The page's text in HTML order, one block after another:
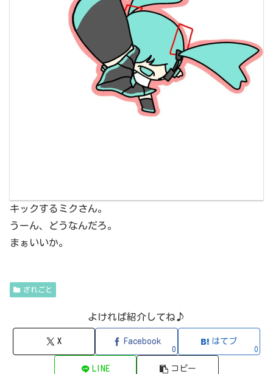
キックするミクさん。
うーん、どうなんだろ。
まぁいいか。
ざれごと
よければ紹介してね♪
X Facebook
0
はてブ
0
LINE コピー